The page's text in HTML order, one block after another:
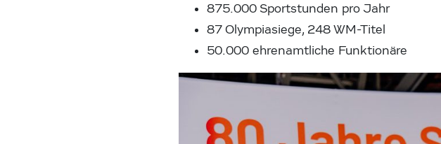
875.000 Sportstunden pro Jahr
87 Olympiasiege, 248 WM-Titel
50.000 ehrenamtliche Funktionäre